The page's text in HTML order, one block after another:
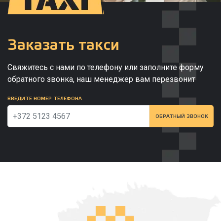
Заказать такси
Свяжитесь с нами по телефону или заполните форму
обратного звонка, наш менеджер вам перезвонит
ВВЕДИТЕ НОМЕР ТЕЛЕФОНА
ОБРАТНЫЙ ЗВОНОК